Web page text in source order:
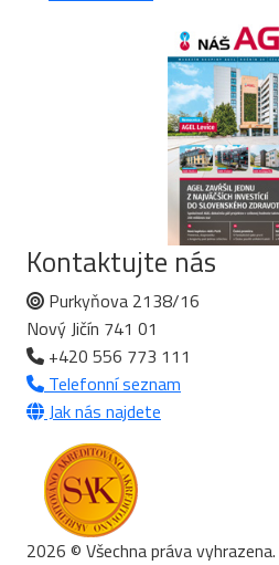
Kontaktujte nás
Purkyňova 2138/16
Nový Jičín 741 01
+420 556 773 111
Telefonní seznam
Jak nás najdete
2026 © Všechna práva vyhrazena.